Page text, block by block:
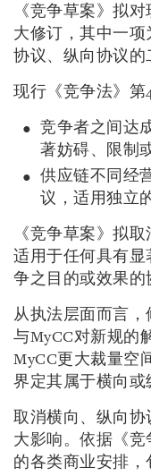
《竞争草案》拟
大修订，其中一项
协议、纵向协议的
现行《竞争法》第
竞争者之间达
著妨碍、限制
供应链不同经
议，适用独立
《竞争草案》拟
适用于任何具有
争之目的或效果的
从执法层面而言
与MyCC对新规的
MyCC更大裁量空
界定其属于横向或
取消横向、纵向协
大影响。依据《竞
的各类商业安排，